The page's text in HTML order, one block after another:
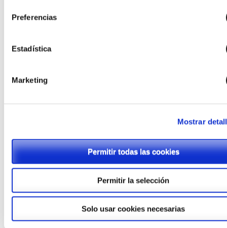
Preferencias
Estadística
Marketing
Mostrar
Permitir todas las cookies
Permitir la selección
Solo usar cookies necesarias
Secundaria
Obligatoria» en
Soria